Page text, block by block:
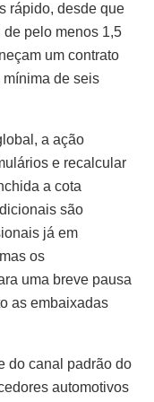
rápido, desde que
pelo menos 1,5
um contrato
de seis
a ação
e recalcular
a cota
são
já em
os
uma breve pausa
as embaixadas
do canal padrão do
automotivos